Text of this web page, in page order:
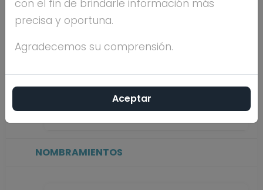
Máximo nivel de
Antigüedad
académica en la
años,
NOMBRAMIENTOS
con el fin de brindarle información más
precisa y oportuna.
Agradecemos su comprensión.
Aceptar